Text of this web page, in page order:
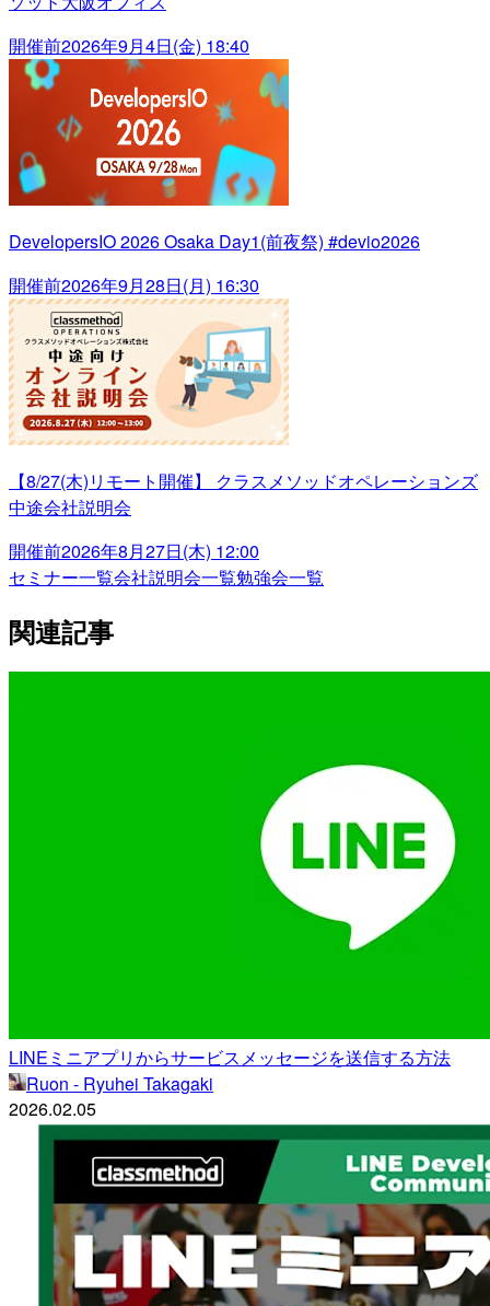
開催前2026年9月4日(金) 18:40
DevelopersIO 2026 Osaka Day1(前夜祭) #devio2026
開催前2026年9月28日(月) 16:30
【8/27(木)リモート開催】 クラスメソッドオペレーションズ
中途会社説明会
開催前2026年8月27日(木) 12:00
セミナー一覧会社説明会一覧勉強会一覧
関連記事
LINEミニアプリからサービスメッセージを送信する方法
Ruon - Ryuhei Takagaki
2026.02.05